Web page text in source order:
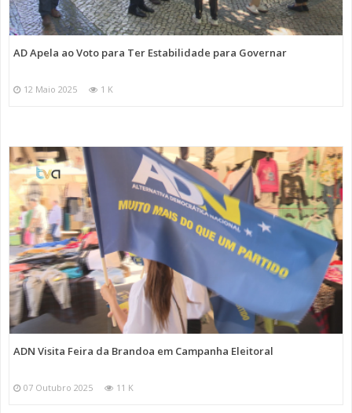
AD Apela ao Voto para Ter Estabilidade para Governar
12 Maio 2025 1 K
ADN Visita Feira da Brandoa em Campanha Eleitoral
07 Outubro 2025 11 K